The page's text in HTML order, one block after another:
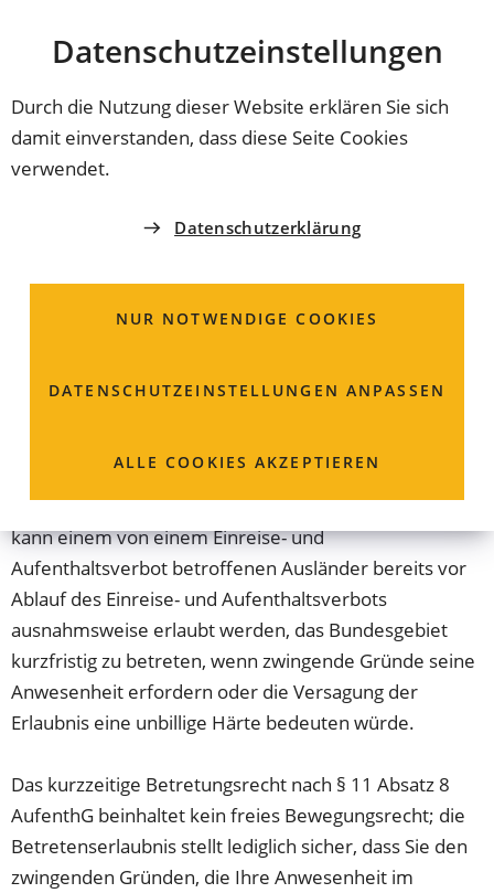
Datenschutz­einstellungen
Durch die Nutzung dieser Website erklären Sie sich
damit einverstanden, dass diese Seite Cookies
verwendet.
Datenschutzerklärung
NUR NOTWENDIGE COOKIES
DATENSCHUTZ­EINSTELLUNGEN ANPASSEN
ALLE COOKIES AKZEPTIEREN
INHALT ANSPRINGEN
Coburg
Beantragung
Gemäß § 11 Absatz 8 Aufenthaltsgesetz (AufenthG)
kann einem von einem Einreise- und
Aufenthaltsverbot betroffenen Ausländer bereits vor
Ablauf des Einreise- und Aufenthaltsverbots
ausnahmsweise erlaubt werden, das Bundesgebiet
kurzfristig zu betreten, wenn zwingende Gründe seine
Anwesenheit erfordern oder die Versagung der
Erlaubnis eine unbillige Härte bedeuten würde.
Das kurzzeitige Betretungsrecht nach § 11 Absatz 8
AufenthG beinhaltet kein freies Bewegungsrecht; die
Betretenserlaubnis stellt lediglich sicher, dass Sie den
zwingenden Gründen, die Ihre Anwesenheit im